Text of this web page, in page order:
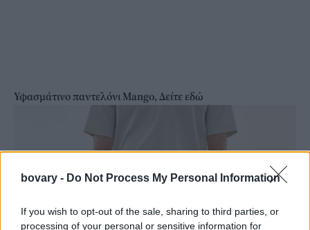
bovary - Do Not Process My Personal Information
If you wish to opt-out of the sale, sharing to third parties, or
processing of your personal or sensitive information for
Υφασμάτινο παντελόνι Mango, Δείτε εδώ